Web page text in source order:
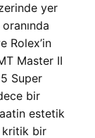
yer
Rolex’in
Master II
Super
bir
estetik
kritik bir